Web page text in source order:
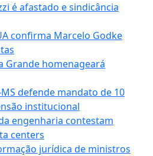
é afastado e sindicância
confirma Marcelo Godke
Grande homenageará
defende mandato de 10
institucional
engenharia contestam
centers
jurídica de ministros